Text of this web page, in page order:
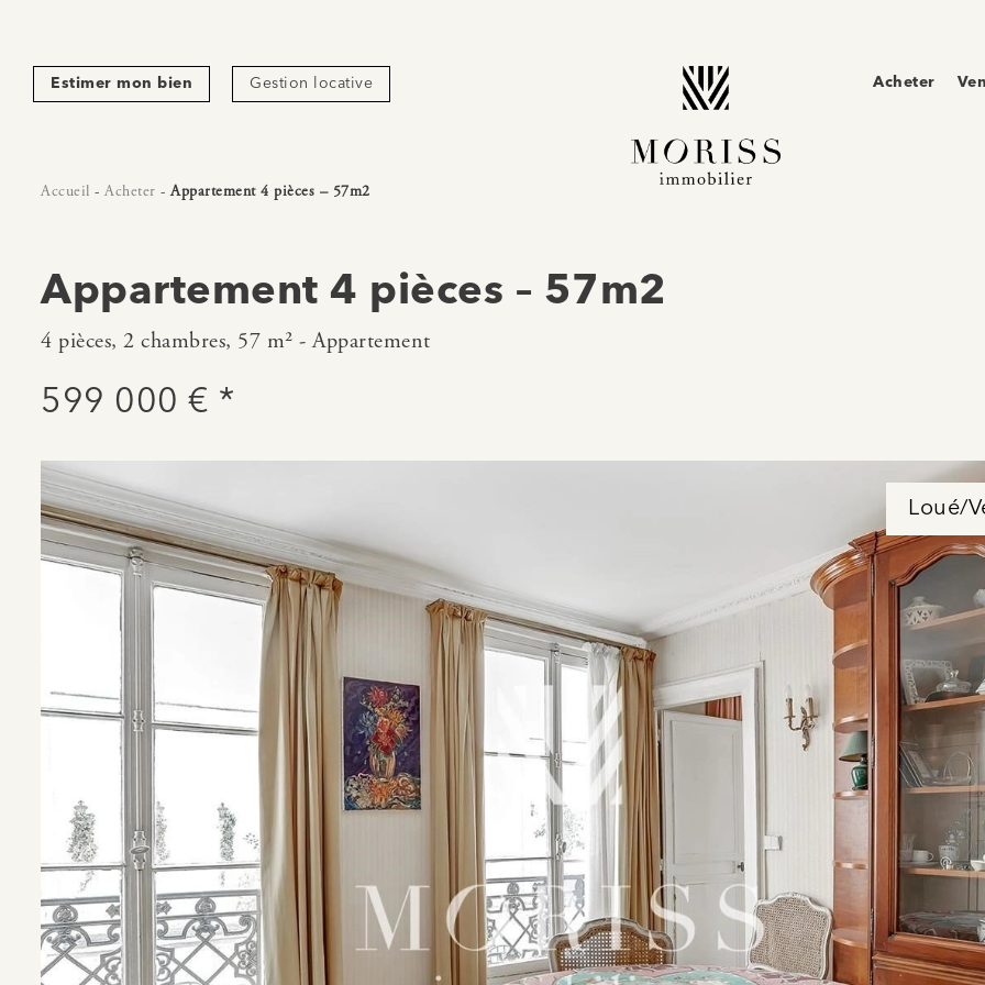
Estimer mon bien Gestion locative Acheter
Accueil - Acheter -Appartement 4 pièces – 57m2
Appartement 4 pièces – 57m2
4 pièces, 2 chambres, 57 m² - Appartement
599 000 € *
Loué/